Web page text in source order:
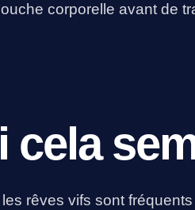
corporelle avant de
cela
rêves vifs sont